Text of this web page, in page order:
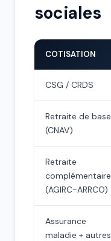
sociales
COTISATION
CSG / CRDS
Retraite de base
(CNAV)
Retraite
complémentaire
(AGIRC-ARRCO)
Assurance
maladie + autres